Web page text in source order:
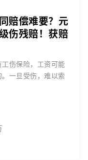
赔偿难要？元
伤残赔！获赔
伤保险，工资可能
一旦受伤，难以索